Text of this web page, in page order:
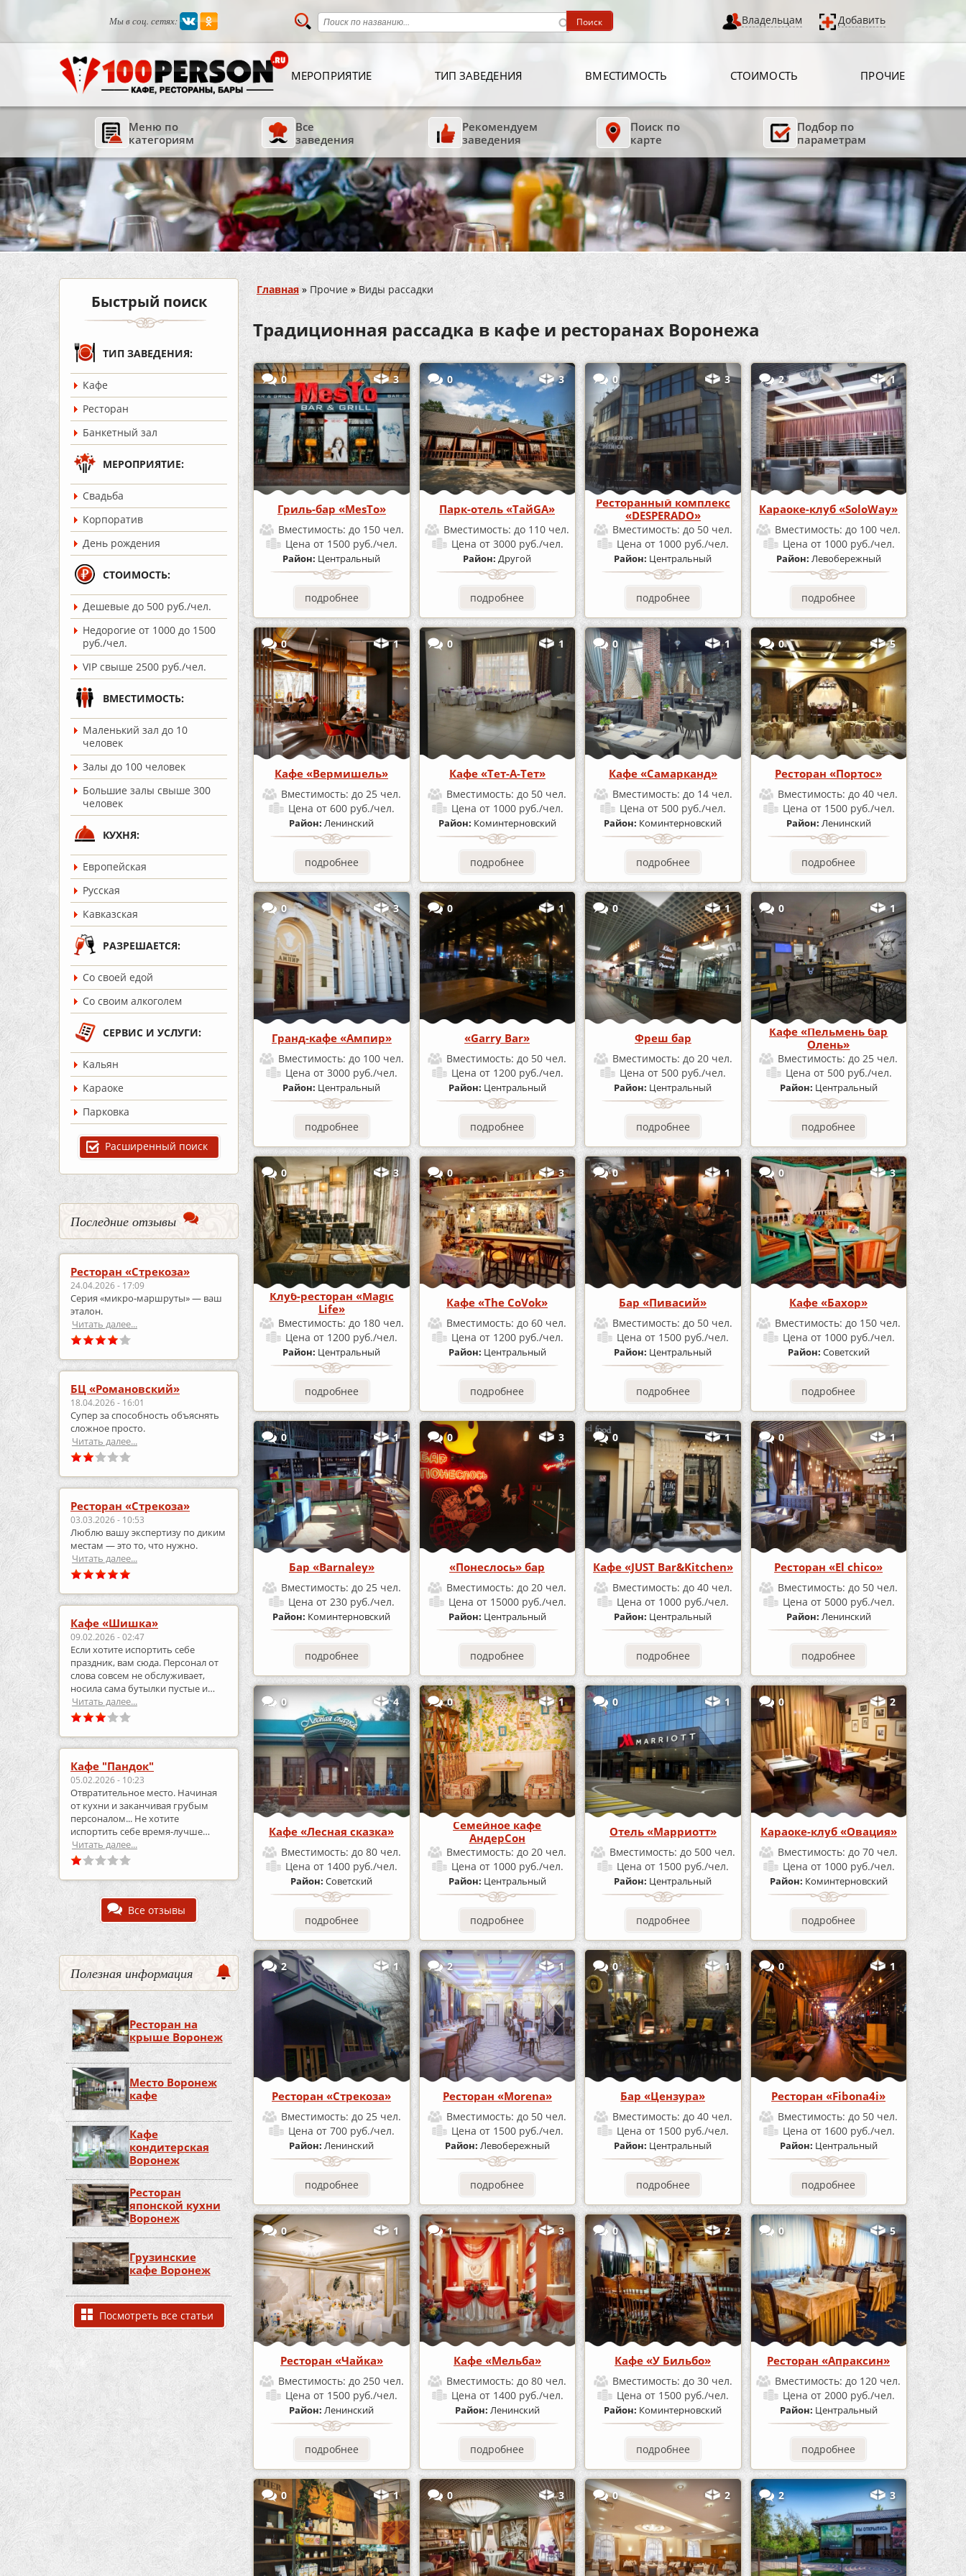
Мы в соц. сетях: Владельцам Добавить
МЕРОПРИЯТИЕ ТИП ЗАВЕДЕНИЯ ВМЕСТИМОСТЬ СТОИМОСТЬ ПРОЧИЕ
Меню по
категориям
Все
заведения
Рекомендуем
заведения
Поиск по
карте
Подбор по
параметрам
Быстрый поиск
ТИП ЗАВЕДЕНИЯ:
Кафе
Ресторан
Банкетный зал
МЕРОПРИЯТИЕ:
Cвадьба
Корпоратив
День рождения
СТОИМОСТЬ:
Дешевые до 500 руб./чел.
Недорогие от 1000 до 1500
руб./чел.
VIP свыше 2500 руб./чел.
ВМЕСТИМОСТЬ:
Маленький зал до 10
человек
Залы до 100 человек
Большие залы свыше 300
человек
КУХНЯ:
Европейская
Русская
Кавказская
РАЗРЕШАЕТСЯ:
Со своей едой
Со своим алкоголем
СЕРВИС И УСЛУГИ:
Кальян
Караоке
Парковка
Расширенный поиск
Последние отзывы
Ресторан «Стрекоза»
24.04.2026 - 17:09
Серия «микро‑маршруты» — ваш
эталон.
Читать далее...
БЦ «Романовский»
18.04.2026 - 16:01
Супер за способность объяснять
сложное просто.
Читать далее...
Ресторан «Стрекоза»
03.03.2026 - 10:53
Люблю вашу экспертизу по диким
местам — это то, что нужно.
Читать далее...
Кафе «Шишка»
09.02.2026 - 02:47
Если хотите испортить себе
праздник, вам сюда. Персонал от
слова совсем не обслуживает,
носила сама бутылки пустые и
приносила полные.
Читать далее...
Кафе "Пандок"
05.02.2026 - 10:23
Отвратительное место. Начиная
от кухни и заканчивая грубым
персоналом... Не хотите
испортить себе время-лучше
выберите что-то другое..
Читать далее...
Все отзывы
Полезная информация
Ресторан на
крыше Воронеж
Место Воронеж
кафе
Кафе
кондитерская
Воронеж
Ресторан
японской кухни
Воронеж
Грузинские
кафе Воронеж
Посмотреть все статьи
Вы здесь
Главная » Прочие » Виды рассадки
Традиционная рассадка в кафе и ресторанах Воронежа
0 3
Гриль-бар «MesTo»
Вместимость: до 150 чел.
Ценаот 1500 руб./чел.
Район: Центральный
подробнее
0 3
Парк-отель «ТайGA»
Вместимость:до 110 чел.
Цена от 3000 руб./чел.
Район:Другой
подробнее
0 3
Ресторанный комплекс
«DESPERADO»
Вместимость: до 50 чел.
Ценаот 1000 руб./чел.
Район: Центральный
подробнее
2 1
Караоке-клуб «SoloWay»
Вместимость:до 100 чел.
Цена от 1000 руб./чел.
Район: Левобережный
подробнее
0 1
Кафе «Вермишель»
Вместимость: до 25 чел.
Ценаот 600 руб./чел.
Район:Ленинский
подробнее
0 1
Кафе «Тет-А-Тет»
Вместимость:до 50 чел.
Цена от 1000 руб./чел.
Район: Коминтерновский
подробнее
0 1
Кафе «Самарканд»
Вместимость: до 14 чел.
Ценаот 500 руб./чел.
Район: Коминтерновский
подробнее
0 5
Ресторан «Портос»
Вместимость:до 40 чел.
Цена от 1500 руб./чел.
Район: Ленинский
подробнее
0 3
Гранд-кафе «Ампир»
Вместимость: до 100 чел.
Ценаот 3000 руб./чел.
Район: Центральный
подробнее
0 1
«Garry Bar»
Вместимость:до 50 чел.
Цена от 1200 руб./чел.
Район: Центральный
подробнее
0 1
Фреш бар
Вместимость: до 20 чел.
Ценаот 500 руб./чел.
Район: Центральный
подробнее
0 1
Кафе «Пельмень бар
Олень»
Вместимость:до 25 чел.
Цена от 500 руб./чел.
Район: Центральный
подробнее
0 3
Клуб-ресторан «Magic
Life»
Вместимость: до 180 чел.
Ценаот 1200 руб./чел.
Район: Центральный
подробнее
0 3
Кафе «The CoVok»
Вместимость:до 60 чел.
Цена от 1200 руб./чел.
Район: Центральный
подробнее
0 1
Бар «Пивасий»
Вместимость: до 50 чел.
Ценаот 1500 руб./чел.
Район: Центральный
подробнее
0 3
Кафе «Бахор»
Вместимость:до 150 чел.
Цена от 1000 руб./чел.
Район: Советский
подробнее
0 1
Бар «Barnaley»
Вместимость: до 25 чел.
Ценаот 230 руб./чел.
Район: Коминтерновский
подробнее
0 3
«Понеслось» бар
Вместимость:до 20 чел.
Цена от 15000 руб./чел.
Район: Центральный
подробнее
0 1
Кафе «JUST Bar&Kitchen»
Вместимость: до 40 чел.
Ценаот 1000 руб./чел.
Район: Центральный
подробнее
0 1
Ресторан «El chico»
Вместимость:до 50 чел.
Цена от 5000 руб./чел.
Район: Ленинский
подробнее
0 4
Кафе «Лесная сказка»
Вместимость: до 80 чел.
Ценаот 1400 руб./чел.
Район:Советский
подробнее
0 1
Семейное кафе
АндерСон
Вместимость:до 20 чел.
Цена от 1000 руб./чел.
Район: Центральный
подробнее
0 1
Отель «Марриотт»
Вместимость: до 500 чел.
Ценаот 1500 руб./чел.
Район: Центральный
подробнее
0 2
Караоке-клуб «Овация»
Вместимость:до 70 чел.
Цена от 1000 руб./чел.
Район: Коминтерновский
подробнее
2 1
Ресторан «Стрекоза»
Вместимость: до 25 чел.
Ценаот 700 руб./чел.
Район:Ленинский
подробнее
2 1
Ресторан «Morena»
Вместимость:до 50 чел.
Цена от 1500 руб./чел.
Район: Левобережный
подробнее
0 1
Бар «Цензура»
Вместимость: до 40 чел.
Ценаот 1500 руб./чел.
Район: Центральный
подробнее
0 1
Ресторан «Fibona4i»
Вместимость:до 50 чел.
Цена от 1600 руб./чел.
Район: Центральный
подробнее
0 1
Ресторан «Чайка»
Вместимость: до 250 чел.
Ценаот 1500 руб./чел.
Район:Ленинский
подробнее
1 3
Кафе «Мельба»
Вместимость:до 80 чел.
Цена от 1400 руб./чел.
Район: Ленинский
подробнее
0 2
Кафе «У Бильбо»
Вместимость: до 30 чел.
Ценаот 1500 руб./чел.
Район: Коминтерновский
подробнее
0 5
Ресторан «Апраксин»
Вместимость:до 120 чел.
Цена от 2000 руб./чел.
Район: Центральный
подробнее
0 1 0 3 0 2 2 3